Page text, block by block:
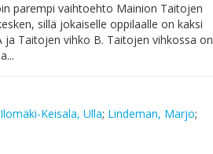
parempi vaihtoehto Mainion Taitojen
sillä jokaiselle oppilaalle on kaksi
Taitojen vihko B. Taitojen vihkossa on
Ilomäki-Keisala, Ulla; Lindeman, Marjo;